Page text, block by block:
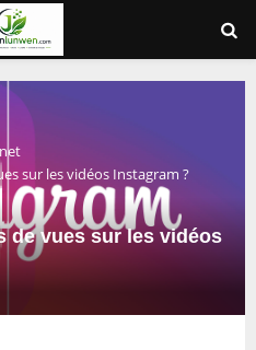
sur les vidéos Instagram ?
de vues sur les vidéos